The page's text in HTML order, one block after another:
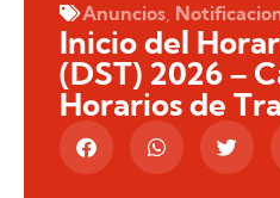
Anuncios,
Inicio del
(DST) 2026 –
Horarios de